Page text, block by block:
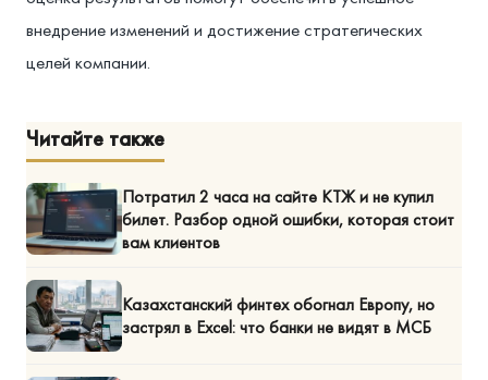
внедрение изменений и достижение стратегических
целей компании.
Читайте также
Потратил 2 часа на сайте КТЖ и не купил
билет. Разбор одной ошибки, которая стоит
вам клиентов
Казахстанский финтех обогнал Европу, но
застрял в Excel: что банки не видят в МСБ